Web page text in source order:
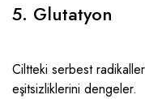
5. Glutatyon
Ciltteki serbest
eşitsizliklerini dengeler.